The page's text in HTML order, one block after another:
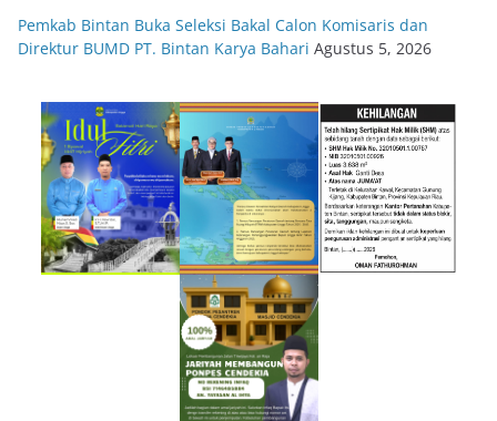
Pemkab Bintan Buka Seleksi Bakal Calon Komisaris dan
Direktur BUMD PT. Bintan Karya Bahari Agustus 5, 2026